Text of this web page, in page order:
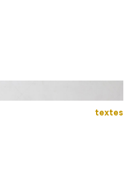
textes